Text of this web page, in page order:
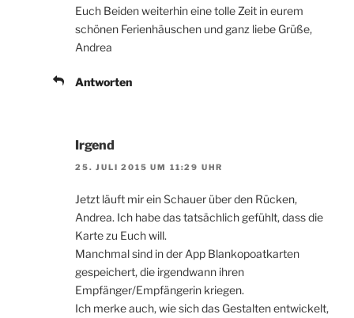
Euch Beiden weiterhin eine tolle Zeit in eurem
schönen Ferienhäuschen und ganz liebe Grüße,
Andrea
Antworten
Irgend
25. JULI 2015 UM 11:29 UHR
Jetzt läuft mir ein Schauer über den Rücken,
Andrea. Ich habe das tatsächlich gefühlt, dass die
Karte zu Euch will.
Manchmal sind in der App Blankopoatkarten
gespeichert, die irgendwann ihren
Empfänger/Empfängerin kriegen.
Ich merke auch, wie sich das Gestalten entwickelt,